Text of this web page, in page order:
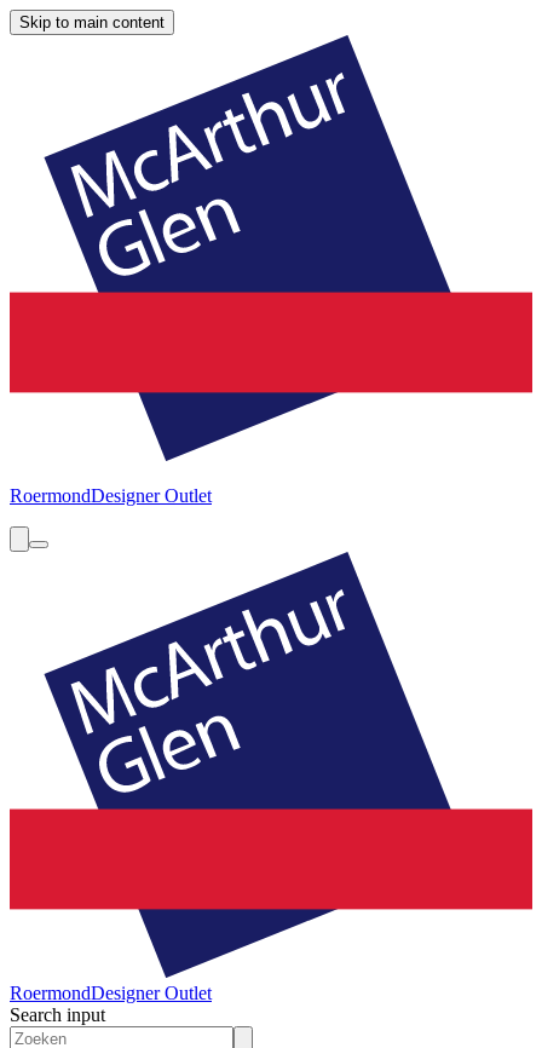
Skip to main content
RoermondDesigner Outlet
RoermondDesigner Outlet
Search input